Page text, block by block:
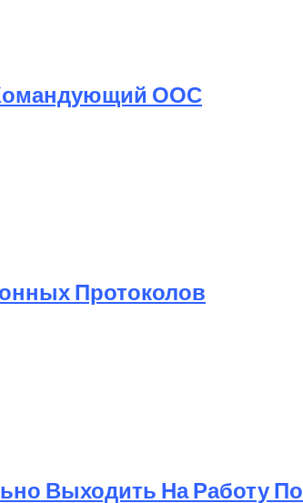
ООС
Протоколов
Выходить На Работу